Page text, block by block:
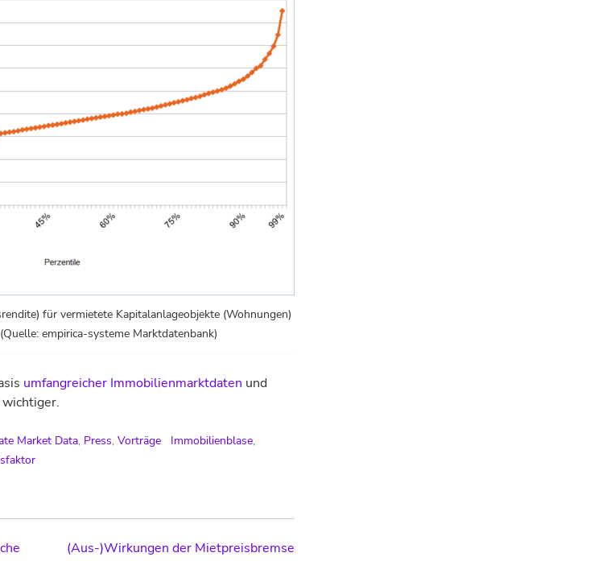
für vermietete Kapitalanlageobjekte (Wohnungen)
empirica-systeme Marktdatenbank)
umfangreicher Immobilienmarktdaten und
wichtiger.
Market Data, Press, Vorträge Immobilienblase,
(Aus-)Wirkungen der Mietpreisbremse